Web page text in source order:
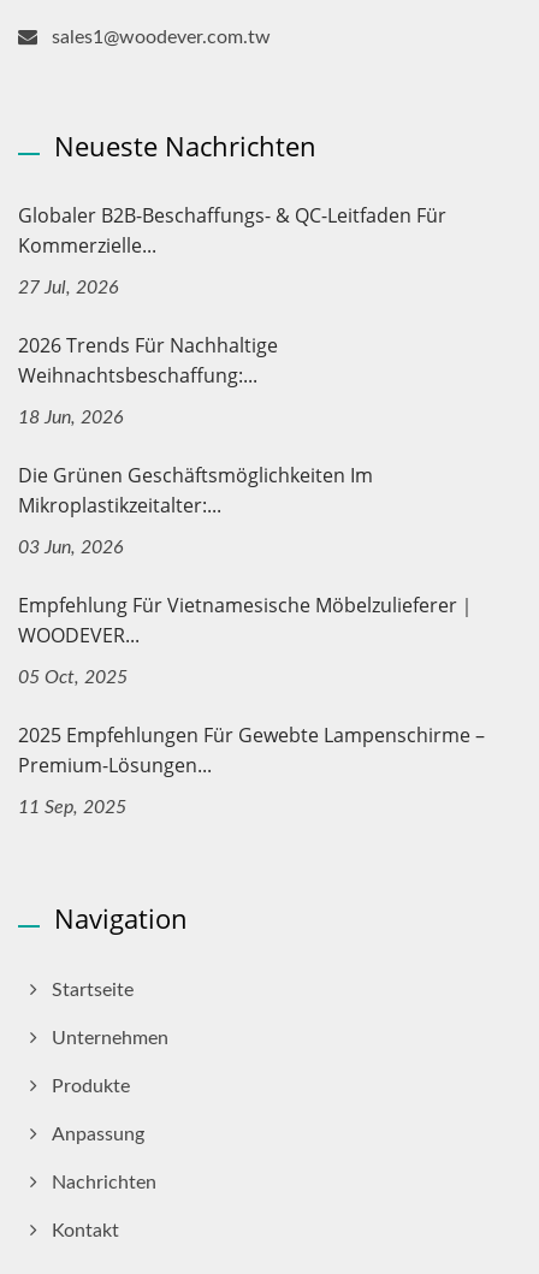
sales1@woodever.com.tw
Neueste Nachrichten
Globaler B2B-Beschaffungs- & QC-Leitfaden Für
Kommerzielle...
27 Jul, 2026
2026 Trends Für Nachhaltige
Weihnachtsbeschaffung:...
18 Jun, 2026
Die Grünen Geschäftsmöglichkeiten Im
Mikroplastikzeitalter:...
03 Jun, 2026
Empfehlung Für Vietnamesische Möbelzulieferer｜
WOODEVER...
05 Oct, 2025
2025 Empfehlungen Für Gewebte Lampenschirme –
Premium-Lösungen...
11 Sep, 2025
Navigation
Startseite
Unternehmen
Produkte
Anpassung
Nachrichten
Kontakt